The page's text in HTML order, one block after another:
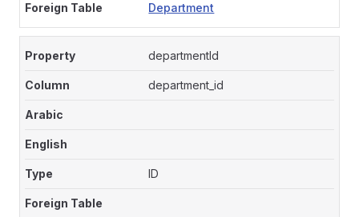
Department
departmentId
department_id
ID